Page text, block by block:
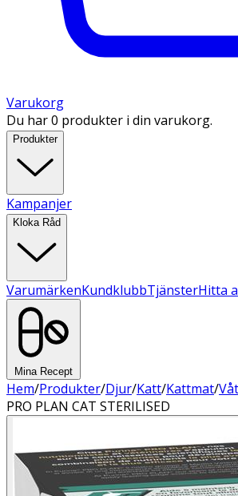
Varukorg
Du har 0 produkter i din varukorg.
Produkter
Kampanjer
Kloka Råd
VarumärkenKundklubbTjänsterHitta
Mina Recept
Hem/Produkter/Djur/Katt/Kattmat/
PRO PLAN CAT STERILISED